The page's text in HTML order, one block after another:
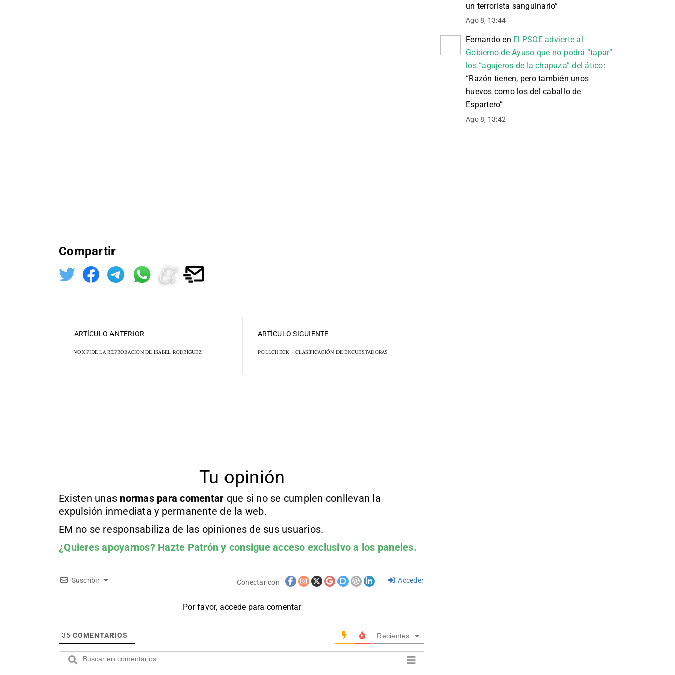
Compartir
ARTÍCULO ANTERIOR
VOX PIDE LA REPROBACIÓN DE ISABEL RODRÍGUEZ
ARTÍCULO SIGUIENTE
POLLCHECK - CLASIFICACIÓN DE ENCUESTADORAS
Tu opinión
Existen unas normas para comentar que si no se cumplen conllevan la
expulsión inmediata y permanente de la web.
EM no se responsabiliza de las opiniones de sus usuarios.
¿Quieres apoyarnos? Hazte Patrón y consigue acceso exclusivo a los paneles.
Suscribir Conectar con Acceder
Por favor, accede para comentar
35 COMENTARIOS Recientes
un terrorista sanguinario”
Ago 8, 13:44
Fernando en El PSOE advierte al
Gobierno de Ayuso que no podrá “tapar”
los “agujeros de la chapuza” del ático:
“Razón tienen, pero también unos
huevos como los del caballo de
Espartero”
Ago 8, 13:42